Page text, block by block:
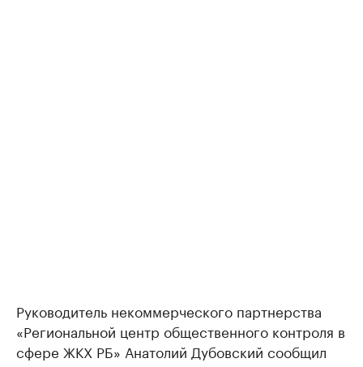
Руководитель некоммерческого партнерства
«Региональной центр общественного контроля в
сфере ЖКХ РБ» Анатолий Дубовский сообщил